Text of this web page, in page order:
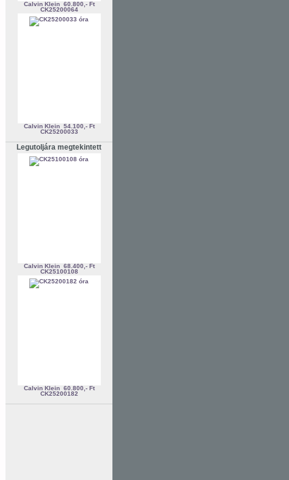
Calvin Klein 60.800,- Ft
CK25200064
Calvin Klein 54.100,- Ft
CK25200033
Legutoljára megtekintett
Calvin Klein 68.400,- Ft
CK25100108
Calvin Klein 60.800,- Ft
CK25200182